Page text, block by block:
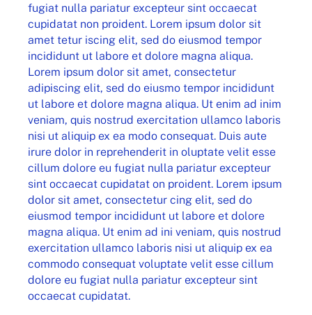
fugiat nulla pariatur excepteur sint occaecat
cupidatat non proident. Lorem ipsum dolor sit
amet tetur iscing elit, sed do eiusmod tempor
incididunt ut labore et dolore magna aliqua.
Lorem ipsum dolor sit amet, consectetur
adipiscing elit, sed do eiusmo tempor incididunt
ut labore et dolore magna aliqua. Ut enim ad inim
veniam, quis nostrud exercitation ullamco laboris
nisi ut aliquip ex ea modo consequat. Duis aute
irure dolor in reprehenderit in oluptate velit esse
cillum dolore eu fugiat nulla pariatur excepteur
sint occaecat cupidatat on proident. Lorem ipsum
dolor sit amet, consectetur cing elit, sed do
eiusmod tempor incididunt ut labore et dolore
magna aliqua. Ut enim ad ini veniam, quis nostrud
exercitation ullamco laboris nisi ut aliquip ex ea
commodo consequat voluptate velit esse cillum
dolore eu fugiat nulla pariatur excepteur sint
occaecat cupidatat.